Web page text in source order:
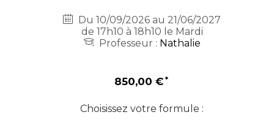
Du 10/09/2026 au 21/06/2027
de 17h10 à 18h10 le Mardi
Professeur : Nathalie
850,00 €
Choisissez votre formule :